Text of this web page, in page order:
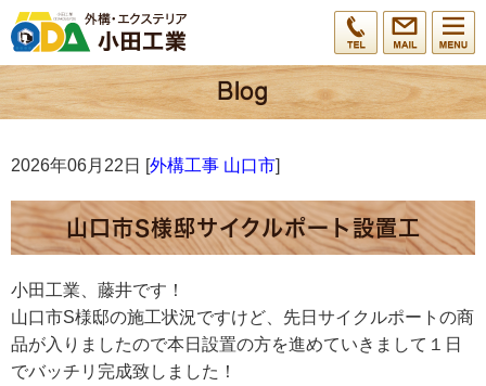
2026年06月22日 [外構工事 山口市]
山口市S様邸サイクルポート設置工
小田工業、藤井です！
山口市S様邸の施工状況ですけど、先日サイクルポートの商
品が入りましたので本日設置の方を進めていきまして１日
でバッチリ完成致しました！